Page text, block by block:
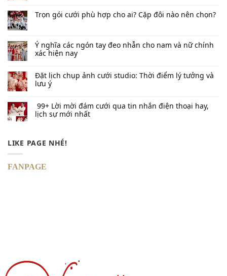
Trọn gói cưới phù hợp cho ai? Cặp đôi nào nên chọn?
Ý nghĩa các ngón tay đeo nhẫn cho nam và nữ chính
xác hiện nay
Đặt lịch chụp ảnh cưới studio: Thời điểm lý tưởng và
lưu ý
99+ Lời mời đám cưới qua tin nhắn​ điện thoại hay,
lịch sự mới nhất
LIKE PAGE NHÉ!
FANPAGE